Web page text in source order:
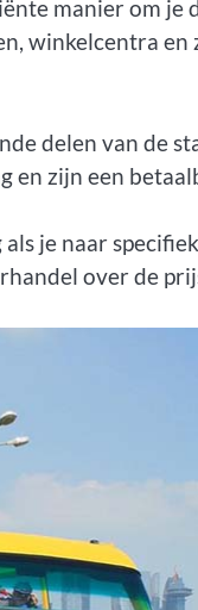
manier om je
winkelcentra en
delen van de
en zijn een
je naar
over de